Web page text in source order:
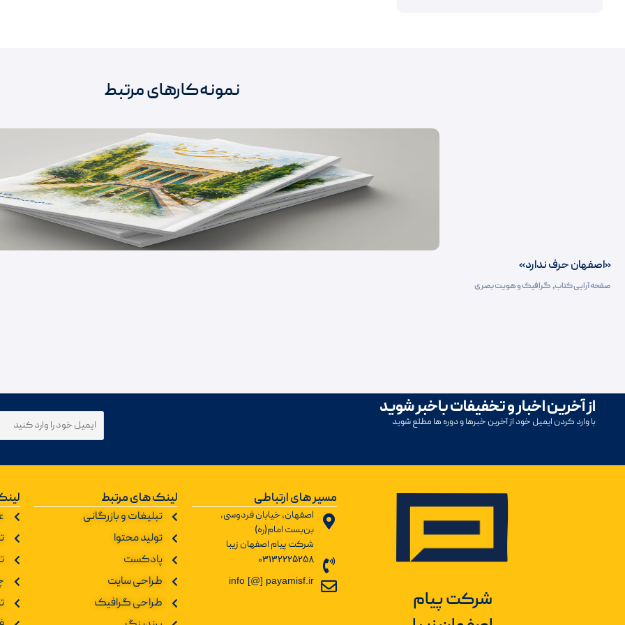
نمونه‌کارهای مرتبط
«اصفهان حرف ندارد»
صفحه آرایی کتاب‌, گرافیک و هویت بصری
از آخرین اخبار و تخفیفات باخبر شوید
با وارد کردن ایمیل خود از آخرین خبرها و دوره ها مطلع شوید
شرکت پیام
مسیر های ارتباطی
اصفهان، خیابان فردوسی،
بن‌بست امام(ره)
شرکت پیام اصفهان زیبا
03132225258
info [@] payamisf.ir
لینک های مرتبط
تبلیغات و بازرگانی
تولید محتوا
پادکست
طراحی سایت
طراحی گرافیک